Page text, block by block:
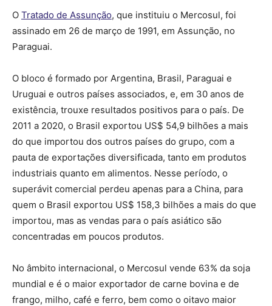
O Tratado de Assunção, que instituiu o Mercosul, foi
assinado em 26 de março de 1991, em Assunção, no
Paraguai.
O bloco é formado por Argentina, Brasil, Paraguai e
Uruguai e outros países associados, e, em 30 anos de
existência, trouxe resultados positivos para o país. De
2011 a 2020, o Brasil exportou US$ 54,9 bilhões a mais
do que importou dos outros países do grupo, com a
pauta de exportações diversificada, tanto em produtos
industriais quanto em alimentos. Nesse período, o
superávit comercial perdeu apenas para a China, para
quem o Brasil exportou US$ 158,3 bilhões a mais do que
importou, mas as vendas para o país asiático são
concentradas em poucos produtos.
No âmbito internacional, o Mercosul vende 63% da soja
mundial e é o maior exportador de carne bovina e de
frango, milho, café e ferro, bem como o oitavo maior